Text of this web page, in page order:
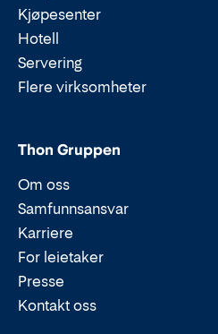
Kjøpesenter
Hotell
Servering
Flere virksomheter
Thon Gruppen
Om oss
Samfunnsansvar
Karriere
For leietaker
Presse
Kontakt oss